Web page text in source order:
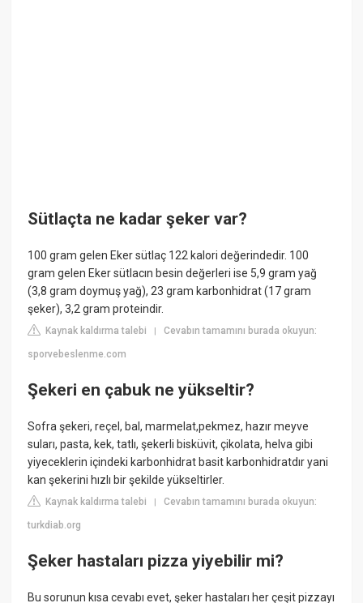
Sütlaçta ne kadar şeker var?
100 gram gelen Eker sütlaç 122 kalori değerindedir. 100
gram gelen Eker sütlacın besin değerleri ise 5,9 gram yağ
(3,8 gram doymuş yağ), 23 gram karbonhidrat (17 gram
şeker), 3,2 gram proteindir.
Kaynak kaldırma talebi |Cevabın tamamını burada okuyun:
sporvebeslenme.com
Şekeri en çabuk ne yükseltir?
Sofra şekeri, reçel, bal, marmelat,pekmez, hazır meyve
suları, pasta, kek, tatlı, şekerli bisküvit, çikolata, helva gibi
yiyeceklerin içindeki karbonhidrat basit karbonhidratdır yani
kan şekerini hızlı bir şekilde yükseltirler.
Kaynak kaldırma talebi |Cevabın tamamını burada okuyun:
turkdiab.org
Şeker hastaları pizza yiyebilir mi?
Bu sorunun kısa cevabı evet, şeker hastaları her çeşit pizzayı